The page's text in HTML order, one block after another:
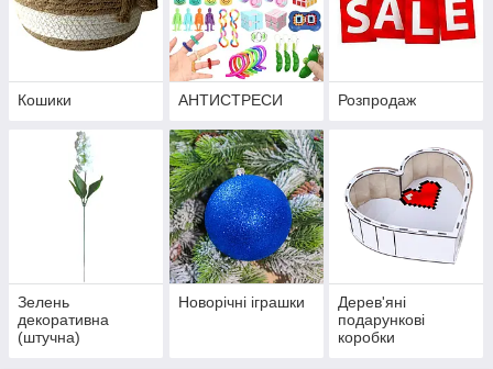
Кошики АНТИСТРЕСИ Розпродаж
Зелень
декоративна
(штучна)
Новорічні іграшки
Дерев'яні
подарункові
коробки